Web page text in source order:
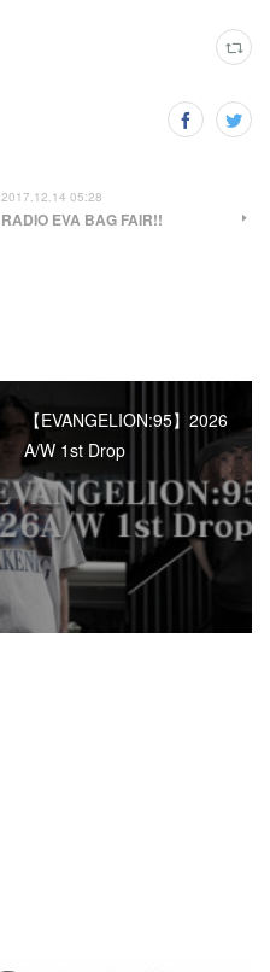
2017.12.14 05:28
RADIO EVA BAG FAIR!!
【EVANGELION:95】2026
A/W 1st Drop